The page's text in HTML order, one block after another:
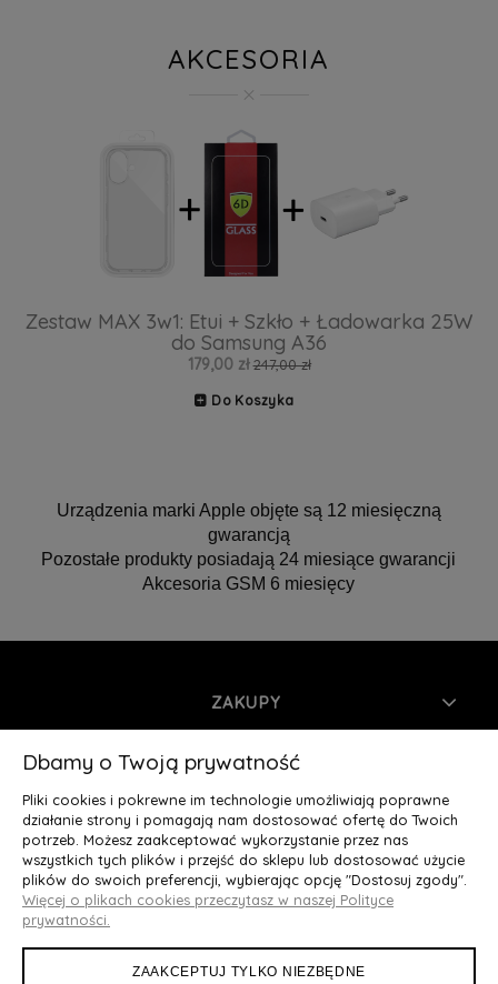
AKCESORIA
Zestaw MAX 3w1: Etui + Szkło + Ładowarka 25W
do Samsung A36
179,00 zł 247,00 zł
Do Koszyka
Urządzenia marki Apple objęte są 12 miesięczną
gwarancją
Pozostałe produkty posiadają 24 miesiące gwarancji
Akcesoria GSM 6 miesięcy
ZAKUPY
INFORMACJE
MOJE KONTO
O NAS
Deluxury.pl
Dbamy o Twoją prywatność
Pliki cookies i pokrewne im technologie umożliwiają poprawne
działanie strony i pomagają nam dostosować ofertę do Twoich
potrzeb. Możesz zaakceptować wykorzystanie przez nas
wszystkich tych plików i przejść do sklepu lub dostosować użycie
plików do swoich preferencji, wybierając opcję "Dostosuj zgody".
Więcej o plikach cookies przeczytasz w naszej Polityce
prywatności.
ZAAKCEPTUJ TYLKO NIEZBĘDNE